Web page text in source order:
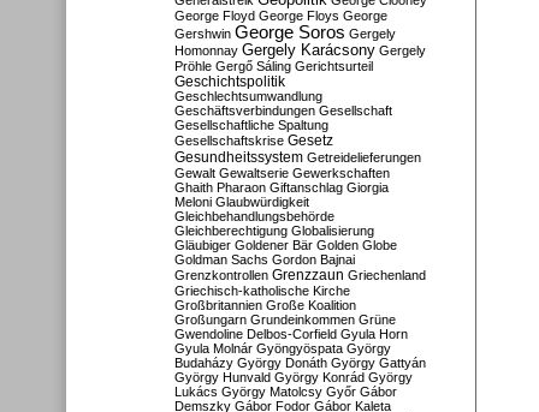
George Floyd George Floys George
Gershwin George Soros Gergely
Homonnay Gergely Karácsony Gergely
Pröhle Gergő Sáling Gerichtsurteil
Geschichtspolitik
Geschlechtsumwandlung
Geschäftsverbindungen Gesellschaft
Gesellschaftliche Spaltung
Gesellschaftskrise Gesetz
Gesundheitssystem Getreidelieferungen
Gewalt Gewaltserie Gewerkschaften
Ghaith Pharaon Giftanschlag Giorgia
Meloni Glaubwürdigkeit
Gleichbehandlungsbehörde
Gleichberechtigung Globalisierung
Gläubiger Goldener Bär Golden Globe
Goldman Sachs Gordon Bajnai
Grenzkontrollen Grenzzaun Griechenland
Griechisch-katholische Kirche
Großbritannien Große Koalition
Großungarn Grundeinkommen Grüne
Gwendoline Delbos-Corfield Gyula Horn
Gyula Molnár Gyöngyöspata György
Budaházy György Donáth György Gattyán
György Hunvald György Konrád György
Lukács György Matolcsy Győr Gábor
Demszky Gábor Fodor Gábor Kaleta